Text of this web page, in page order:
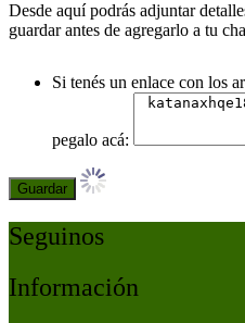
Desde aquí podrás adjuntar
guardar antes de agregarlo a tu
Si tenés un enlace con los
pegalo acá:
Guardar
Seguinos
Información